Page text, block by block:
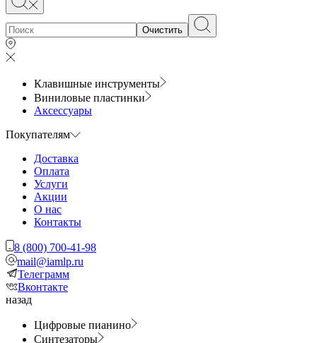
Очистить
Клавишные инструменты
Виниловые пластинки
Аксессуары
Покупателям
Доставка
Оплата
Услуги
Акции
О нас
Контакты
8 (800) 700-41-98
mail@iamlp.ru
Телеграмм
Вконтакте
назад
Цифровые пианино
Синтезаторы